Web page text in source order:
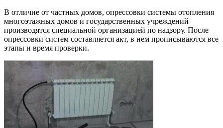
В отличие от частных домов, опрессовки системы отопления
многоэтажных домов и государственных учреждений
производятся специальной организацией по надзору. После
опрессовки систем составляется акт, в нем прописываются все
этапы и время проверки.